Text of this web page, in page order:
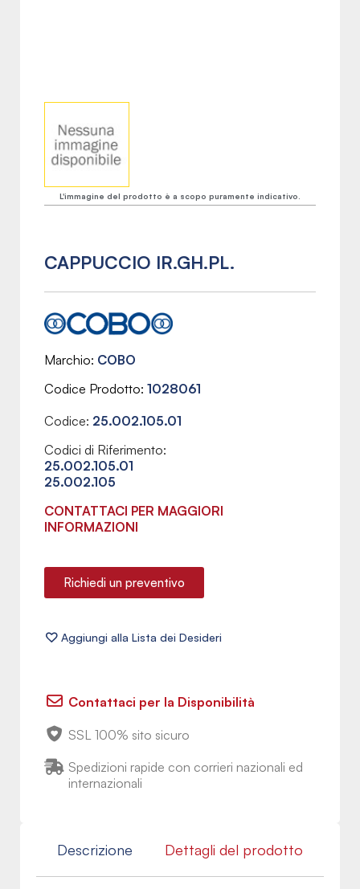
L'immagine del prodotto è a scopo puramente indicativo.
CAPPUCCIO IR.GH.PL.
Marchio COBO
Codice Prodotto 1028061
Codice: 25.002.105.01
Codici di Riferimento:
25.002.105.01
25.002.105
CONTATTACI PER MAGGIORI
INFORMAZIONI
Richiedi un preventivo
Contattaci per la Disponibilità
SSL 100% sito sicuro
Spedizioni rapide con corrieri nazionali ed
internazionali
Descrizione Dettagli del prodotto